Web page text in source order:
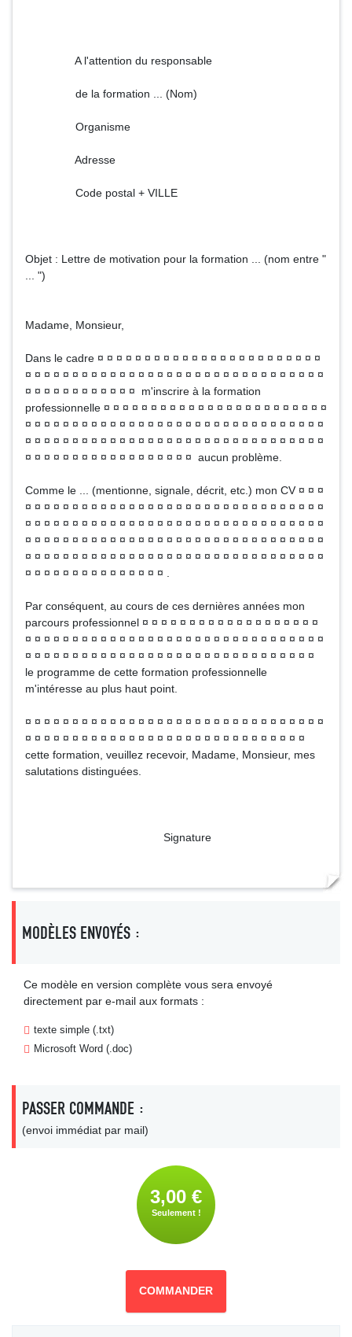
A l'attention du responsable
de la formation ... (Nom)
Organisme
Adresse
Code postal + VILLE
Objet : Lettre de motivation pour la formation ... (nom entre "
... ")
Madame, Monsieur,
Dans le cadre ¤ ¤ ¤ ¤ ¤ ¤ ¤ ¤ ¤ ¤ ¤ ¤ ¤ ¤ ¤ ¤ ¤ ¤ ¤ ¤ ¤ ¤ ¤ ¤
¤ ¤ ¤ ¤ ¤ ¤ ¤ ¤ ¤ ¤ ¤ ¤ ¤ ¤ ¤ ¤ ¤ ¤ ¤ ¤ ¤ ¤ ¤ ¤ ¤ ¤ ¤ ¤ ¤ ¤ ¤ ¤
¤ ¤ ¤ ¤ ¤ ¤ ¤ ¤ ¤ ¤ ¤ ¤ m'inscrire à la formation
professionnelle ¤ ¤ ¤ ¤ ¤ ¤ ¤ ¤ ¤ ¤ ¤ ¤ ¤ ¤ ¤ ¤ ¤ ¤ ¤ ¤ ¤ ¤ ¤ ¤
¤ ¤ ¤ ¤ ¤ ¤ ¤ ¤ ¤ ¤ ¤ ¤ ¤ ¤ ¤ ¤ ¤ ¤ ¤ ¤ ¤ ¤ ¤ ¤ ¤ ¤ ¤ ¤ ¤ ¤ ¤ ¤
¤ ¤ ¤ ¤ ¤ ¤ ¤ ¤ ¤ ¤ ¤ ¤ ¤ ¤ ¤ ¤ ¤ ¤ ¤ ¤ ¤ ¤ ¤ ¤ ¤ ¤ ¤ ¤ ¤ ¤ ¤ ¤
¤ ¤ ¤ ¤ ¤ ¤ ¤ ¤ ¤ ¤ ¤ ¤ ¤ ¤ ¤ ¤ ¤ ¤ aucun problème.
Comme le ... (mentionne, signale, décrit, etc.) mon CV ¤ ¤ ¤
¤ ¤ ¤ ¤ ¤ ¤ ¤ ¤ ¤ ¤ ¤ ¤ ¤ ¤ ¤ ¤ ¤ ¤ ¤ ¤ ¤ ¤ ¤ ¤ ¤ ¤ ¤ ¤ ¤ ¤ ¤ ¤
¤ ¤ ¤ ¤ ¤ ¤ ¤ ¤ ¤ ¤ ¤ ¤ ¤ ¤ ¤ ¤ ¤ ¤ ¤ ¤ ¤ ¤ ¤ ¤ ¤ ¤ ¤ ¤ ¤ ¤ ¤ ¤
¤ ¤ ¤ ¤ ¤ ¤ ¤ ¤ ¤ ¤ ¤ ¤ ¤ ¤ ¤ ¤ ¤ ¤ ¤ ¤ ¤ ¤ ¤ ¤ ¤ ¤ ¤ ¤ ¤ ¤ ¤ ¤
¤ ¤ ¤ ¤ ¤ ¤ ¤ ¤ ¤ ¤ ¤ ¤ ¤ ¤ ¤ ¤ ¤ ¤ ¤ ¤ ¤ ¤ ¤ ¤ ¤ ¤ ¤ ¤ ¤ ¤ ¤ ¤
¤ ¤ ¤ ¤ ¤ ¤ ¤ ¤ ¤ ¤ ¤ ¤ ¤ ¤ ¤ .
Par conséquent, au cours de ces dernières années mon
parcours professionnel ¤ ¤ ¤ ¤ ¤ ¤ ¤ ¤ ¤ ¤ ¤ ¤ ¤ ¤ ¤ ¤ ¤ ¤ ¤
¤ ¤ ¤ ¤ ¤ ¤ ¤ ¤ ¤ ¤ ¤ ¤ ¤ ¤ ¤ ¤ ¤ ¤ ¤ ¤ ¤ ¤ ¤ ¤ ¤ ¤ ¤ ¤ ¤ ¤ ¤ ¤
¤ ¤ ¤ ¤ ¤ ¤ ¤ ¤ ¤ ¤ ¤ ¤ ¤ ¤ ¤ ¤ ¤ ¤ ¤ ¤ ¤ ¤ ¤ ¤ ¤ ¤ ¤ ¤ ¤ ¤ ¤
le programme de cette formation professionnelle
m'intéresse au plus haut point.
¤ ¤ ¤ ¤ ¤ ¤ ¤ ¤ ¤ ¤ ¤ ¤ ¤ ¤ ¤ ¤ ¤ ¤ ¤ ¤ ¤ ¤ ¤ ¤ ¤ ¤ ¤ ¤ ¤ ¤ ¤ ¤
¤ ¤ ¤ ¤ ¤ ¤ ¤ ¤ ¤ ¤ ¤ ¤ ¤ ¤ ¤ ¤ ¤ ¤ ¤ ¤ ¤ ¤ ¤ ¤ ¤ ¤ ¤ ¤ ¤ ¤
cette formation, veuillez recevoir, Madame, Monsieur, mes
salutations distinguées.
Signature
MODÈLES ENVOYÉS :
Ce modèle en version complète vous sera envoyé
directement par e-mail aux formats :
texte simple (.txt)
Microsoft Word (.doc)
PASSER COMMANDE :
(envoi immédiat par mail)
3,00 €
Seulement !
COMMANDER